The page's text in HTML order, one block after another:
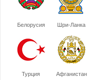
Белорусия Шри-Ланка
Турция Афганистан